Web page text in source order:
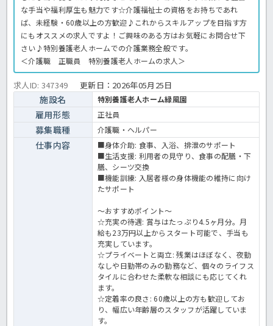
な手当や福利厚生も魅力です☆介護福祉士の資格をお持ちであれ
ば、未経験・60歳以上の方歓迎♪これからスキルアップを目指す方
にもオススメの求人ですよ！ご興味のある方はお気軽にお問合せ下
さい♪特別養護老人ホームでの介護業務全般です。
＜介護職 正職員 特別養護老人ホームの求人＞
求人ID: 347349 更新日： 2026年05月25日
施設名 特別養護老人ホーム緑風園
雇用形態 正社員
募集職種 介護職・ヘルパー
仕事内容
■身体介助: 食事、入浴、排泄のサポート
■生活支援: 利用者の見守り、食事の配膳・下
膳、シーツ交換
■機能訓練: 入居者様の身体機能の維持に向け
たサポート
～おすすめポイント～
☆充実の待遇: 賞与はたっぷり4.5ヶ月分。月
給も23万円以上からスタート可能で、手当も
充実しています。
☆プライベートと両立: 残業はほぼなく、夜勤
なしや日勤帯のみの勤務など、個々のライフス
タイルに合わせた柔軟な相談にも応じてくれ
ます。
☆定着率の良さ: 60歳以上の方も歓迎してお
り、幅広い年齢層のスタッフが活躍していま
す。